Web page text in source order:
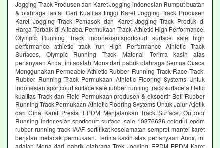
Jogging Track Produsen dan Karet Jogging indonesian Rumput buatan
& olahraga lantai Cari Kualitas tinggi Karet Jogging Track Produsen
Karet Jogging Track Pemasok dan Karet Jogging Track Produk di
Harga Terbaik di Alibaba. Permukaan Track Athletic High Performance,
Olympic Running Track indonesian.sportcourt surface sale high
performance athletic track run High Performance Athletic Track
Surfaces, Olympic Running Track Material Terima kasih atas
pertanyaan Anda, ini adalah Mona dari pabrik olahraga Semua Cuaca
Menggunakan Permeable Athletic Rubber Running Track Race Track.
Rubber Running Track Permukaan Athletic Flooring Systems Untuk
indonesian.sportcourt surface sale rubber running track surface athletic
kualitas Track dan Field Permukaan produsen & eksportir Beli Rubber
Running Track Permukaan Athletic Flooring Systems Untuk Jalur Atletik
dari Cina Karet Presisi EPDM Menjalankan Track Surface, Outdoor
Running indonesian.sportcourt surface sale 10376636 colorful epdm
rubber running track IAAF sertifikat keselamatan semprot mantel karet
berjalan melacak permukaan. Terima kasih atas pertanyaan Anda, ini
adalah Mona dari pabrik olahraga Trek Jogging EPDM EPDM Karet